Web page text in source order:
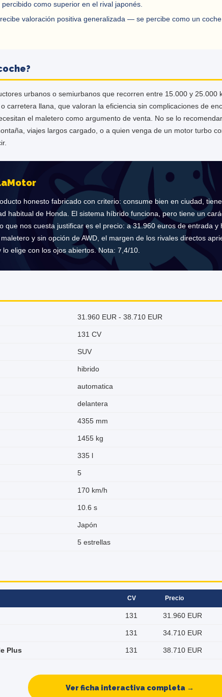
como superior en el rival japonés.
valoración positiva generalizada — se percibe como un
urbanos o semiurbanos que recorren entre 15.000 y 25.000
carretera llana, que valoran la eficiencia sin complicaciones de
el maletero como argumento de venta. No se lo
viajes largos cargado, o a quien venga de un motor turbo
honesto fabricado con criterio: consume bien en ciudad,
habitual de Honda. El sistema híbrido funciona, pero tiene un
que nos cuesta justificar es el precio: a 31.960 euros de entrada
y sin opción de AWD, el margen de los rivales directos
elige con los ojos abiertos. Nota: 7,4/10.
31.960 EUR - 38.710 EUR
131 CV
SUV
hibrido
automatica
delantera
4355 mm
1455 kg
335 l
5
170 km/h
10.6 s
Japón
5 estrellas
CV Precio
131 31.960 EUR
131 34.710 EUR
Plus 131 38.710 EUR
Ver ficha interactiva completa →